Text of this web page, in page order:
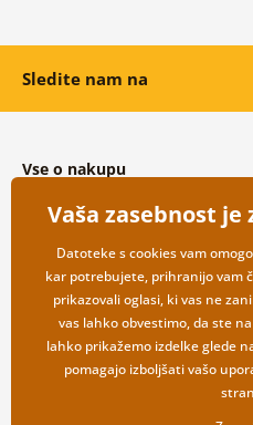
Sledite nam na
Vse o nakupu
Splošni in reklamacijski pogoji
Varovanje osebnih podatkov
Možnosti dostave in plačila
Vračilo blaga
Vaša zasebnost
Datoteke s cookies vam
kar potrebujete, prihranijo vam
prikazovali oglasi, ki vas ne
vas lahko obvestimo, da ste
lahko prikažemo izdelke glede
pomagajo izboljšati vašo